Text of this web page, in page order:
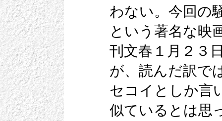
わない。今回の
という著名な映
刊文春１月２３
が、読んだ訳で
セコイとしか言
似ているとは思